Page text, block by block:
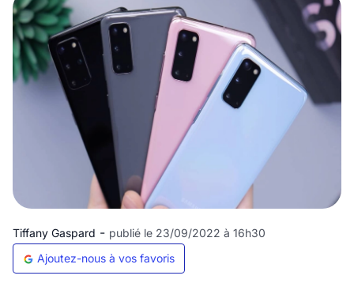
Tiffany Gaspard - publié le 23/09/2022 à 16h30
Ajoutez-nous à vos favoris